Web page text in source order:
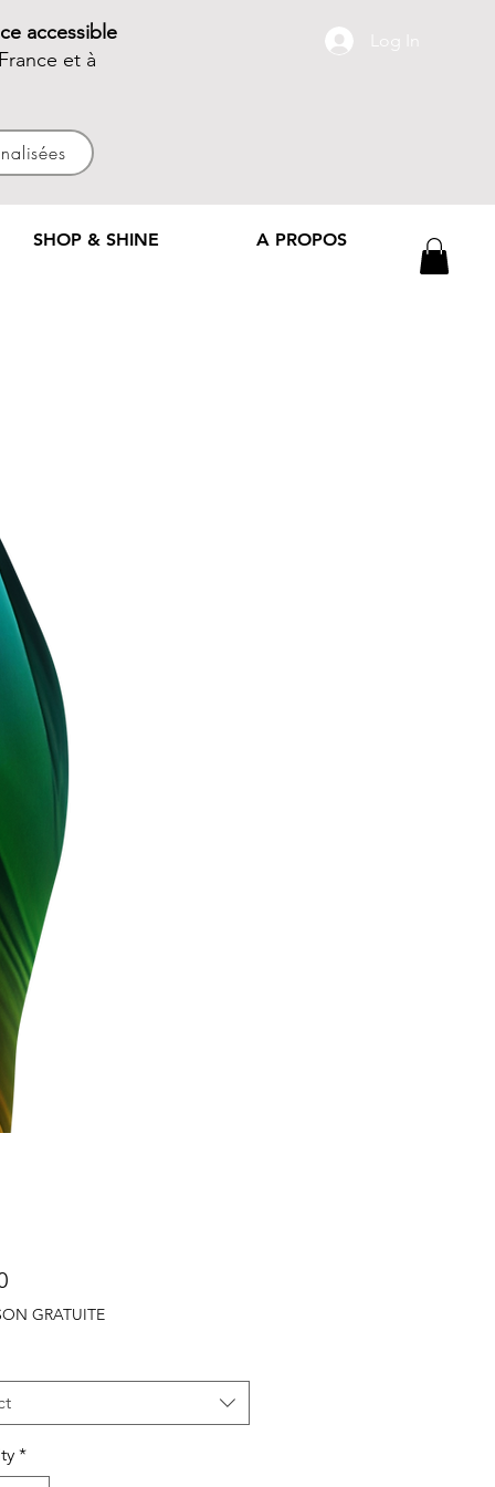
accessible
et à
Log In
SHOP & SHINE A PROPOS
Price
GRATUITE
*